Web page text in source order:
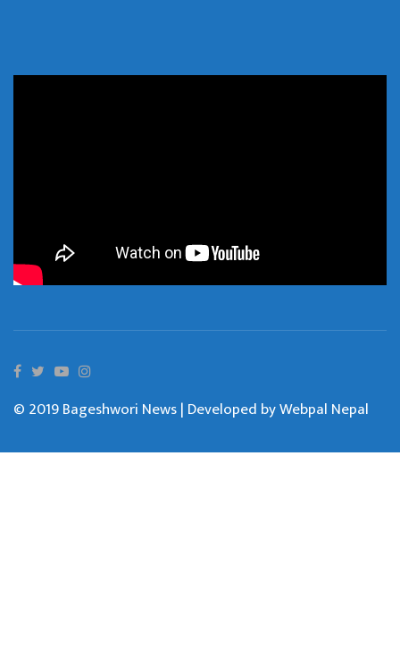
© 2019 Bageshwori News | Developed byWebpal Nepal